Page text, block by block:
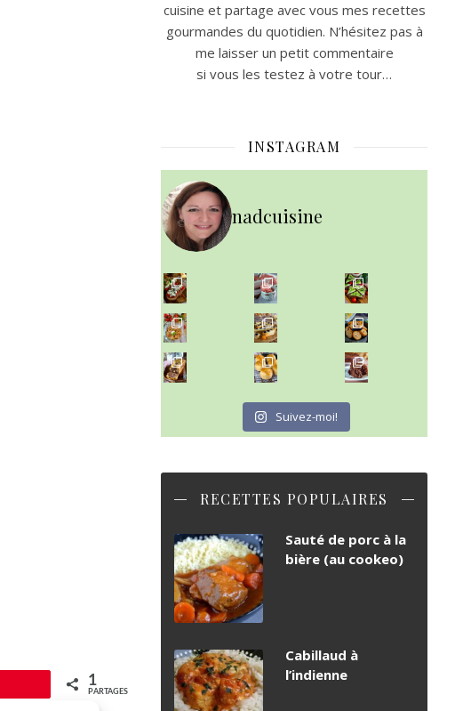
1
PARTAGES
cuisine et partage avec vous mes recettes
gourmandes du quotidien. N’hésitez pas à
me laisser un petit commentaire
si vous les testez à votre tour…
INSTAGRAM
nadcuisine
~ NICE CREAM À LA FRAISE ~
Presque un mois que
~ SALADE DE PÂTES AUX DEUX TOMATES THON ET BURRA
~ FINANCIERS MYRTILLES ET CITRON ~
Aujourd'hu
~ BUNS MAISON ~
Un peu de boulange par ici au
~ GÂTEAU FONDANT CHOCO NOISETTE ~
C'est lundi
Suivez-moi!
RECETTES POPULAIRES
Sauté de porc à la
bière (au cookeo)
Cabillaud à
l’indienne